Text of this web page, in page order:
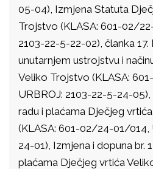
05-04), Izmjena Statuta
Trojstvo (KLASA: 601-02/
2103-22-5-22-02), članka 17.
unutarnjem ustrojstvu i
Veliko Trojstvo (KLASA:
URBROJ: 2103-22-5-24-05
radu i plaćama Dječjeg
(KLASA: 601-02/24-01/014,
24-01), Izmjena i dopuna br.
plaćama Dječjeg vrtića